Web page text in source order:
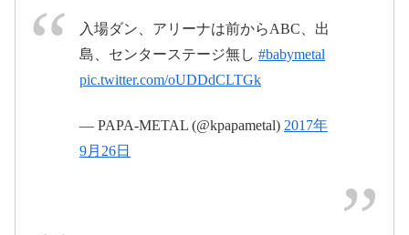
pic.twitter.com/FZEoUoUjuD
bmdfoxapparel.com
入場ダン、アリーナは前からABC、出
島、センターステージ無し #babymetal
pic.twitter.com/oUDDdCLTGk
— PAPA-METAL (@kpapametal) 2017年
9月26日